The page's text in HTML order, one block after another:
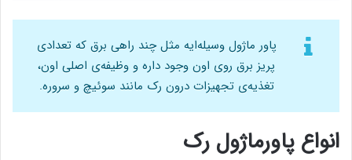
پاور ماژول وسیله‌ایه مثل چند راهی برق که تعدادی
پریز برق روی اون وجود داره و وظیفه‌ی اصلی اون،
تغذیه‌ی تجهیزات درون رک مانند سوئیچ و سروره.
انواع پاورماژول رک